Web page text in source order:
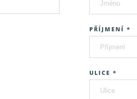
PŘÍJMENÍ *
ULICE *